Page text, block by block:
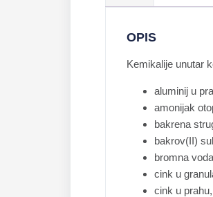
OPIS
Kemikalije unutar
aluminij u
amonijak
bakrena
bakrov(II)
bromna
cink u
cink u